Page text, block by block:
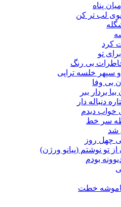
پناه
لب تر کن
کرد
تو
خاطرات بی رنگ
سپهر خلسه تراپی
بی وفا
بردار ببر
دنباله دار
خواب دیدم
سر خط
شد
چهل روز
تو نوشتم (پیانو ورژن)
بودم
خاموشه خطت